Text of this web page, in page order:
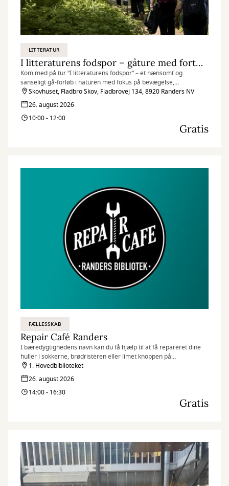
LITTERATUR
I litteraturens fodspor – gåture med fortællinger
Kom med på tur “I litteraturens fodspor” – et nænsomt og
sanseligt gå-forløb i naturen med fokus på bevægelse,
oplæsninger og fællesskab.
Skovhuset, Fladbro Skov, Fladbrovej 134, 8920 Randers NV
26. august 2026
10:00 - 12:00
Gratis
FÆLLESSKAB
Repair Café Randers
I bæredygtighedens navn kan du få hjælp til at få repareret dine
huller i sokkerne, brødristeren eller limet knoppen på
bordflagstangen inden det ryger i skraldespanden
1. Hovedbiblioteket
26. august 2026
14:00 - 16:30
Gratis